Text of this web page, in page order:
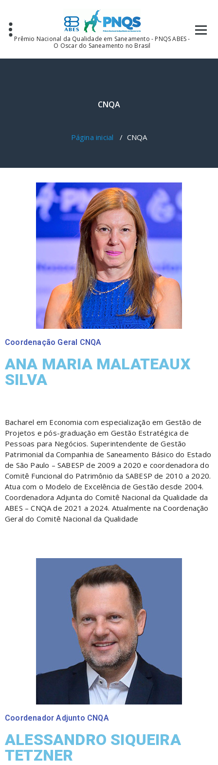
Prêmio Nacional da Qualidade em Saneamento - PNQS ABES -
O Oscar do Saneamento no Brasil
CNQA
Página inicial / CNQA
Coordenação Geral CNQA
ANA MARIA MALATEAUX
SILVA
Bacharel em Economia com especialização em Gestão de
Projetos e pós-graduação em Gestão Estratégica de
Pessoas para Negócios. Superintendente de Gestão
Patrimonial da Companhia de Saneamento Básico do Estado
de São Paulo – SABESP de 2009 a 2020 e coordenadora do
Comitê Funcional do Patrimônio da SABESP de 2010 a 2020.
Atua com o Modelo de Excelência de Gestão desde 2004.
Coordenadora Adjunta do Comitê Nacional da Qualidade da
ABES – CNQA de 2021 a 2024. Atualmente na Coordenação
Geral do Comitê Nacional da Qualidade
Coordenador Adjunto CNQA
ALESSANDRO SIQUEIRA
TETZNER